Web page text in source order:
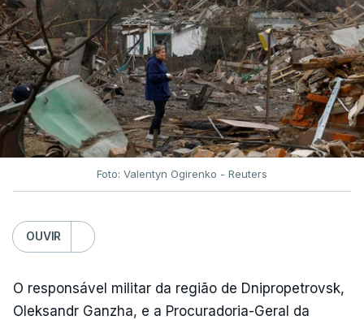
Foto: Valentyn Ogirenko - Reuters
OUVIR
O responsável militar da região de Dnipropetrovsk,
Oleksandr Ganzha, e a Procuradoria-Geral da